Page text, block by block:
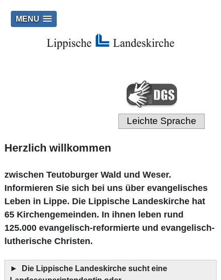
MENU
Leichte Sprache
Herzlich willkommen
zwischen Teutoburger Wald und Weser.
Informieren Sie sich bei uns über evangelisches
Leben in Lippe. Die Lippische Landeskirche hat
65 Kirchengemeinden. In ihnen leben rund
125.000 evangelisch-reformierte und evangelisch-
lutherische Christen.
►
Die Lippische Landeskirche sucht eine